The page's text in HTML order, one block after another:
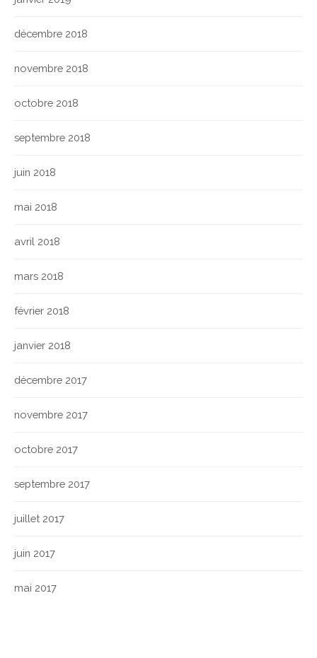
décembre 2018
novembre 2018
octobre 2018
septembre 2018
juin 2018
mai 2018
avril 2018
mars 2018
février 2018
janvier 2018
décembre 2017
novembre 2017
octobre 2017
septembre 2017
juillet 2017
juin 2017
mai 2017